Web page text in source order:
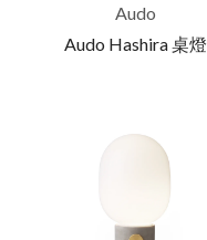
Audo
Audo Hashira 桌燈